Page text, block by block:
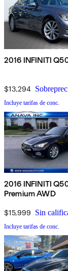
2016 INFINITI
$13,294
Incluye tarifas de conc.
2016 INFINITI
Premium AWD
$15,999 Sin
Incluye tarifas de conc.